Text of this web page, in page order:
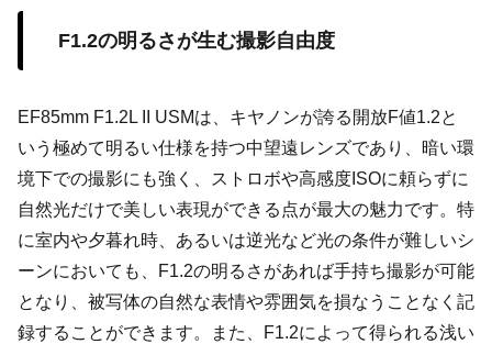
F1.2の明るさが生む撮影自由度
EF85mm F1.2L II USMは、キヤノンが誇る開放F値1.2と
いう極めて明るい仕様を持つ中望遠レンズであり、暗い環
境下での撮影にも強く、ストロボや高感度ISOに頼らずに
自然光だけで美しい表現ができる点が最大の魅力です。特
に室内や夕暮れ時、あるいは逆光など光の条件が難しいシ
ーンにおいても、F1.2の明るさがあれば手持ち撮影が可能
となり、被写体の自然な表情や雰囲気を損なうことなく記
録することができます。また、F1.2によって得られる浅い